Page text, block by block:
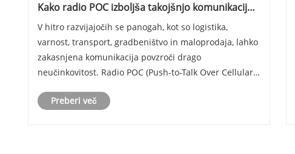
Kako radio POC izboljša takojšnjo komunikacijo
V hitro razvijajočih se panogah, kot so logistika,
varnost, transport, gradbeništvo in maloprodaja, lahko
zakasnjena komunikacija povzroči drago
neučinkovitost. Radio POC (Push-to-Talk Over Cellular
celo globalno takojšnjo glasovno komunikacijo br......
Preberi več